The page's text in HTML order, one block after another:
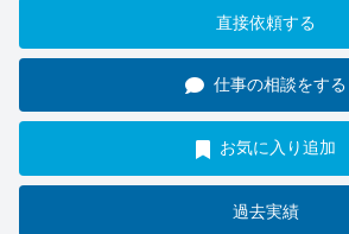
直接依頼する
仕事の相談をする
お気に入り追加
過去実績